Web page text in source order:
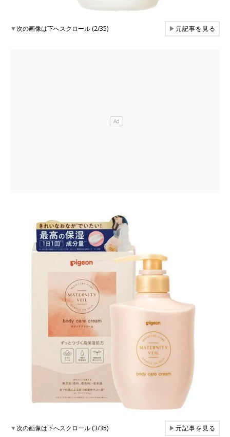
▼次の画像は下へスクロール (2/35) ▶元記事を見る
▼次の画像は下へスクロール (3/35) ▶元記事を見る